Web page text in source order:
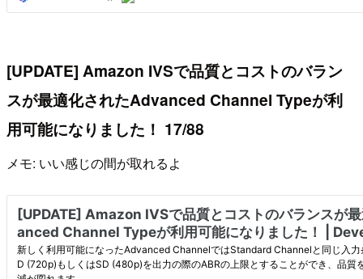
[UPDATE] Amazon IVSで品質とコストのバラン
スが最適化されたAdvanced Channel Typeが利
用可能になりました！ 17/88
メモ: いい感じの間が取れるよ